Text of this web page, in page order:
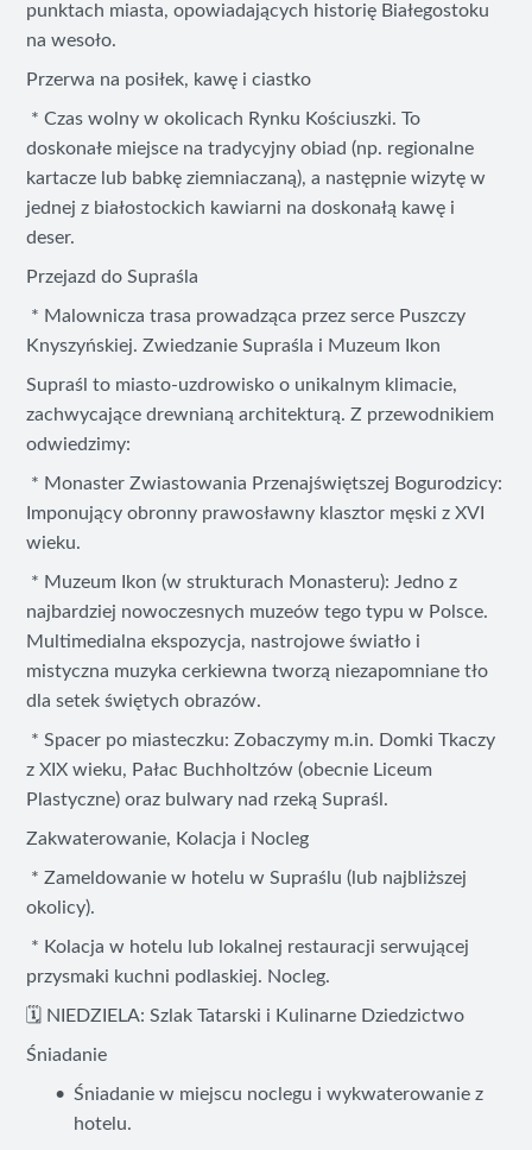
punktach miasta, opowiadających historię Białegostoku
na wesoło.
Przerwa na posiłek, kawę i ciastko
* Czas wolny w okolicach Rynku Kościuszki. To
doskonałe miejsce na tradycyjny obiad (np. regionalne
kartacze lub babkę ziemniaczaną), a następnie wizytę w
jednej z białostockich kawiarni na doskonałą kawę i
deser.
Przejazd do Supraśla
* Malownicza trasa prowadząca przez serce Puszczy
Knyszyńskiej. Zwiedzanie Supraśla i Muzeum Ikon
Supraśl to miasto-uzdrowisko o unikalnym klimacie,
zachwycające drewnianą architekturą. Z przewodnikiem
odwiedzimy:
* Monaster Zwiastowania Przenajświętszej Bogurodzicy:
Imponujący obronny prawosławny klasztor męski z XVI
wieku.
* Muzeum Ikon (w strukturach Monasteru): Jedno z
najbardziej nowoczesnych muzeów tego typu w Polsce.
Multimedialna ekspozycja, nastrojowe światło i
mistyczna muzyka cerkiewna tworzą niezapomniane tło
dla setek świętych obrazów.
* Spacer po miasteczku: Zobaczymy m.in. Domki Tkaczy
z XIX wieku, Pałac Buchholtzów (obecnie Liceum
Plastyczne) oraz bulwary nad rzeką Supraśl.
Zakwaterowanie, Kolacja i Nocleg
* Zameldowanie w hotelu w Supraślu (lub najbliższej
okolicy).
* Kolacja w hotelu lub lokalnej restauracji serwującej
przysmaki kuchni podlaskiej. Nocleg.
🗓️ NIEDZIELA: Szlak Tatarski i Kulinarne Dziedzictwo
Śniadanie
Śniadanie w miejscu noclegu i wykwaterowanie z
hotelu.